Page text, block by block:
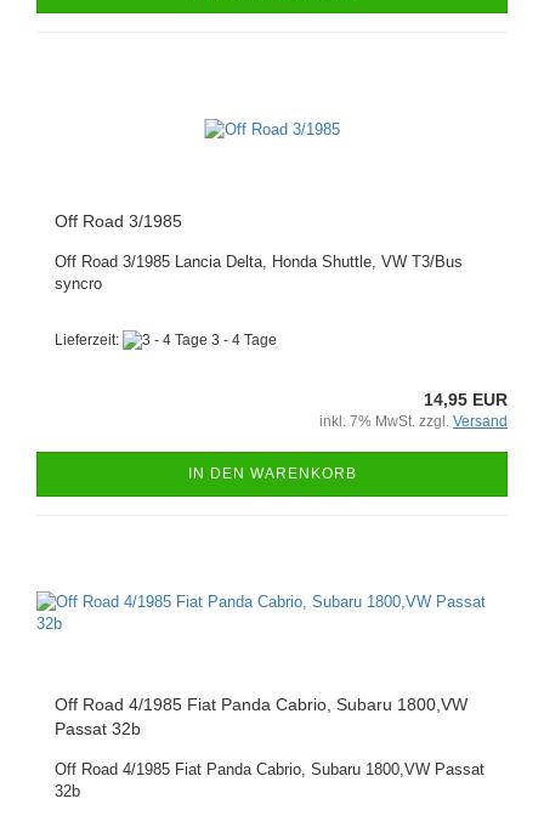
Off Road 3/1985
Off Road 3/1985 Lancia Delta, Honda Shuttle, VW T3/Bus
syncro
Lieferzeit: 3 - 4 Tage
14,95 EUR
inkl. 7% MwSt. zzgl. Versand
IN DEN WARENKORB
Off Road 4/1985 Fiat Panda Cabrio, Subaru 1800,VW
Passat 32b
Off Road 4/1985 Fiat Panda Cabrio, Subaru 1800,VW Passat
32b